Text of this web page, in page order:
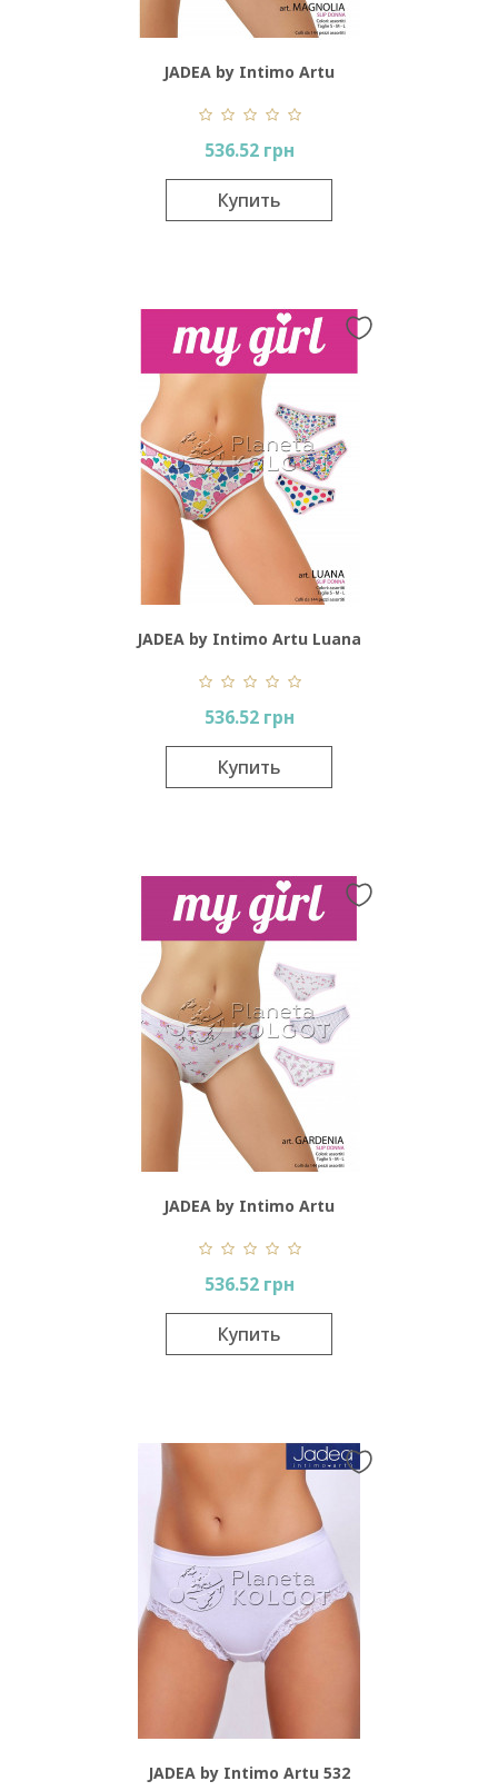
JADEA by Intimo Artu
Magnolia
536.52 грн
Купить
JADEA by Intimo Artu Luana
536.52 грн
Купить
JADEA by Intimo Artu
Gardenia
536.52 грн
Купить
JADEA by Intimo Artu 532